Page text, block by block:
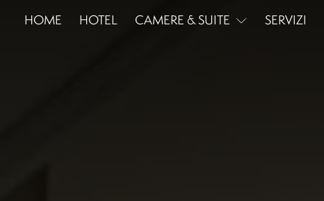
HOME HOTEL CAMERE & SUITE SERVIZI